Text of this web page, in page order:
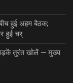
हुई अहम बैठक;
हुई चर्
तुरंत खोलें — मुख्य